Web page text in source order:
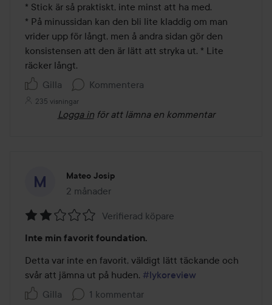
* Stick är så praktiskt, inte minst att ha med.
* På minussidan kan den bli lite kladdig om man
vrider upp för långt, men å andra sidan gör den
konsistensen att den är lätt att stryka ut. * Lite
räcker långt.
Gilla
Kommentera
235 visningar
Logga in för att lämna en kommentar
Mateo Josip
2 månader
Inlägget skapades 2 månader
2
av
5
Verifierad köpare
Inte min favorit foundation.
Detta var inte en favorit, väldigt lätt täckande och
svår att jämna ut på huden. #lykoreview
Gilla
1 kommentar